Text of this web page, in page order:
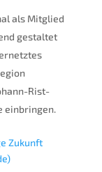
als Mitglied
gestaltet
Rist-
einbringen.
Zukunft